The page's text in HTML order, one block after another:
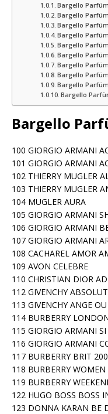
Bargello Parfüm
Bargello Parfüm
Bargello Parfüm
Bargello Parfüm
Bargello Parfüm
Bargello Parfüm
Bargello Parfüm
Bargello Parfüm
Bargello Parfüm
Bargello
Bargello
100 GIORGIO ARMANI
101 GIORGIO ARMANI
102 THIERRY MUGLER
103 THIERRY MUGLER
104 MUGLER AURA
105 GIORGIO ARMANI
106 GIORGIO ARMANI
107 GIORGIO ARMANI
108 CACHAREL AMOR
109 AVON CELEBRE
110 CHRISTIAN DIOR
112 GIVENCHY
113 GIVENCHY ANGE
114 BURBERRY
115 GIORGIO ARMANI
116 GIORGIO ARMANI
117 BURBERRY BRIT
118 BURBERRY
119 BURBERRY
122 HUGO BOSS BOSS
123 DONNA KARAN BE